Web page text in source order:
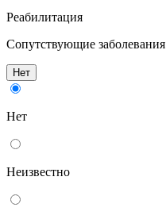
Реабилитация
Сопутствующие заболевания
Нет
Нет
Неизвестно